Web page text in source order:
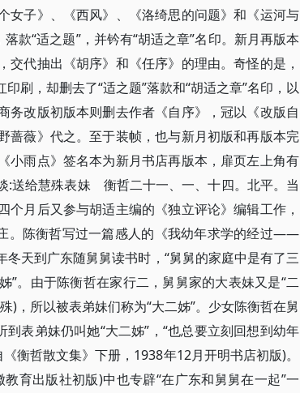
女子》、《西风》、《洛绮思的问题》和《运河与
款“适之题”，并钤有“胡适之章”名印。新月再版本
代抽出《胡序》和《任序》的理由。奇怪的是，
刷，却删去了“适之题”落款和“胡适之章”名印，以
改版初版本则删去作者《自序》，冠以《改版自
蔷薇》代之。至于装帧，也与新月初版和再版本完
小雨点》签名本为新月书店再版本，扉页左上角有
:送给慧殊表妹 衡哲二十一、一、十四。北平。当
月后又参与胡适主编的《独立评论》编辑工作，
。陈衡哲写过一篇感人的《我幼年求学的经过——
天到广东随舅舅读书时，“舅舅的家庭中是有了三
。由于陈衡哲在家行二，舅舅家的大表妹又是“二
)，所以被表弟妹们称为“大二姊”。少女陈衡哲在舅
表弟妹仍叫她“大二姊”，“也总要立刻回想到幼年
衡哲散文集》下册，1938年12月开明书店初版)。
育出版社初版)中也专辟“在广东和舅舅在一起”一